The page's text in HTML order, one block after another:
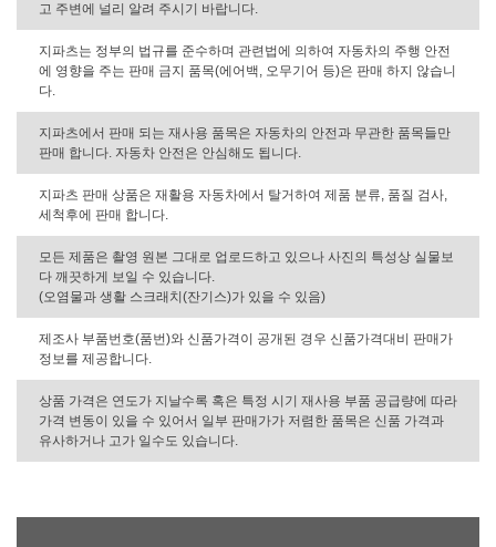
고 주변에 널리 알려 주시기 바랍니다.
지파츠는 정부의 법규를 준수하며 관련법에 의하여 자동차의 주행 안전
에 영향을 주는 판매 금지 품목(에어백, 오무기어 등)은 판매 하지 않습니
다.
지파츠에서 판매 되는 재사용 품목은 자동차의 안전과 무관한 품목들만
판매 합니다. 자동차 안전은 안심해도 됩니다.
지파츠 판매 상품은 재활용 자동차에서 탈거하여 제품 분류, 품질 검사,
세척후에 판매 합니다.
모든 제품은 촬영 원본 그대로 업로드하고 있으나 사진의 특성상 실물보
다 깨끗하게 보일 수 있습니다.
(오염물과 생활 스크래치(잔기스)가 있을 수 있음)
제조사 부품번호(품번)와 신품가격이 공개된 경우 신품가격대비 판매가
정보를 제공합니다.
상품 가격은 연도가 지날수록 혹은 특정 시기 재사용 부품 공급량에 따라
가격 변동이 있을 수 있어서 일부 판매가가 저렴한 품목은 신품 가격과
유사하거나 고가 일수도 있습니다.